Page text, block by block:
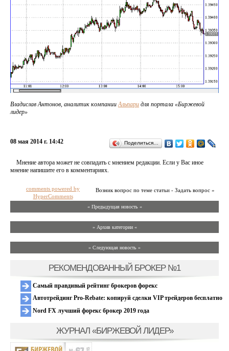
Владислав Антонов, аналитик компанииАльпари для портала «Биржевой
лидер»
08 мая 2014 г. 14:42 Поделиться…
Мнение автора может не совпадать с мнением редакции. Если у Вас иное
мнение напишите его в комментариях.
Возник вопрос по теме статьи - Задать вопрос »
comments powered by
HyperComments
« Предыдущая новость «
» Архив категории «
» Следующая новость »
РЕКОМЕНДОВАННЫЙ БРОКЕР №1
Самый правдивый рейтинг брокеров форекс
Автотрейдинг Pro-Rebate: копируй сделки VIP трейдеров бесплатно
Nord FX лучший форекс брокер 2019 года
ЖУРНАЛ «БИРЖЕВОЙ ЛИДЕР»